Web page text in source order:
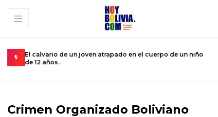
niño
Miopía estatal condena al turismo nacional a una
subsistencia de rebalse .
Crimen Organizado Boliviano